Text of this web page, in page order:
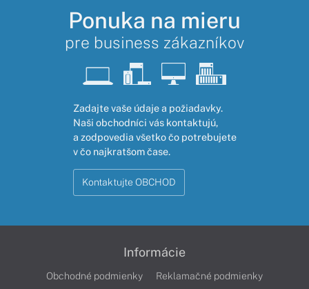
Ponuka na mieru
pre business zákazníkov
Zadajte vaše údaje a požiadavky.
Naši obchodníci vás kontaktujú,
a zodpovedia všetko čo potrebujete
v čo najkratšom čase.
Kontaktujte OBCHOD
Informácie
Obchodné podmienky
Reklamačné podmienky